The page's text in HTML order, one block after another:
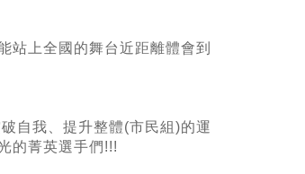
站上全國的舞台近距離體會到
自我、提升整體(市民組)的運
的菁英選手們!!!